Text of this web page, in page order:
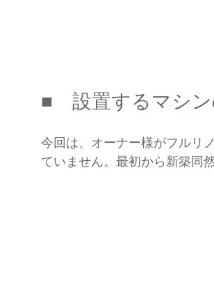
■　設置するマシ
今回は、オーナー様がフルリ
ていません。最初から新築同